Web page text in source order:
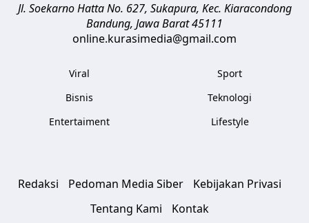
Jl. Soekarno Hatta No. 627, Sukapura, Kec. Kiaracondong
Bandung, Jawa Barat45111
online.kurasimedia@gmail.com
Viral
Bisnis
Entertaiment
Sport
Teknologi
Lifestyle
Redaksi Pedoman Media Siber
Kebijakan Privasi
Tentang Kami
Kontak